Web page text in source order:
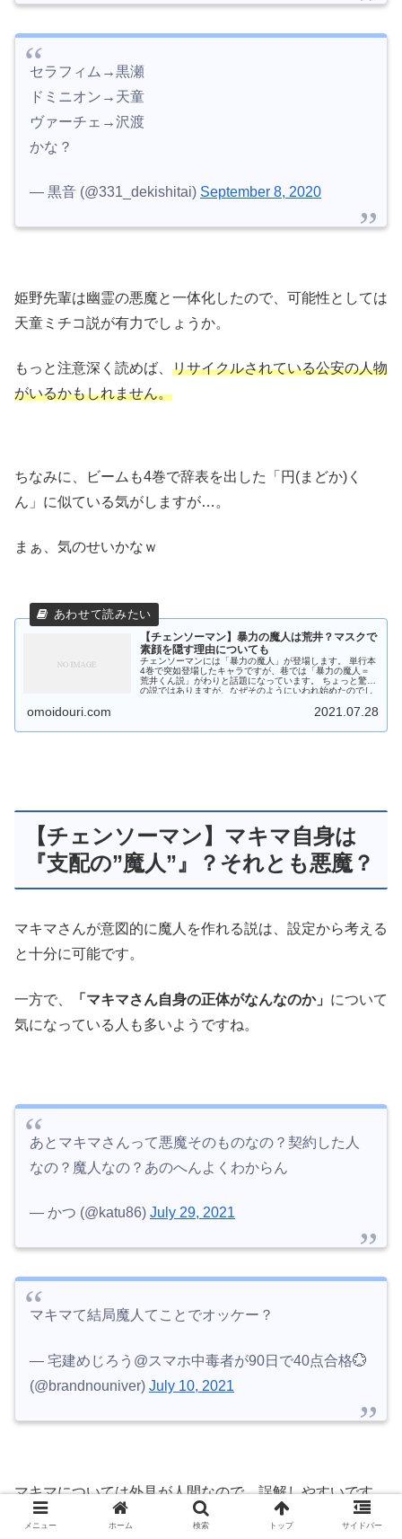
セラフィム→黒瀬
ドミニオン→天童
ヴァーチェ→沢渡
かな？
— 黒音 (@331_dekishitai) September 8, 2020
姫野先輩は幽霊の悪魔と一体化したので、可能性としては
天童ミチコ説が有力でしょうか。
もっと注意深く読めば、 リサイクルされている公安の人物
がいるかもしれません。
ちなみに、ビームも4巻で辞表を出した「円(まどか)く
ん」に似ている気がしますが…。
まぁ、気のせいかなｗ
【チェンソーマン】暴力の魔人は荒井？マスクで
素顔を隠す理由についても
チェンソーマンには「暴力の魔人」が登場します。 単行本
4巻で突如登場したキャラですが、巷では「暴力の魔人＝
荒井くん説」がわりと話題になっています。 ちょっと驚き
の説ではありますが、なぜそのようにいわれ始めたのでし
omoidouri.com 2021.07.28
【チェンソーマン】マキマ自身は
『支配の”魔人”』？それとも悪魔？
マキマさんが意図的に魔人を作れる説は、設定から考える
と十分に可能です。
一方で、 「マキマさん自身の正体がなんなのか」 について
気になっている人も多いようですね。
あとマキマさんって悪魔そのものなの？契約した人
なの？魔人なの？あのへんよくわからん
— かつ (@katu86) July 29, 2021
マキマて結局魔人てことでオッケー？
— 宅建めじろう@スマホ中毒者が90日で40点合格💮
(@brandnouniver) July 10, 2021
マキマについては外見が人間なので、誤解しやすいです
が、彼女は
『支配の”悪魔”』で間違いなさそう
メニュー ホーム 検索 トップ サイドバー